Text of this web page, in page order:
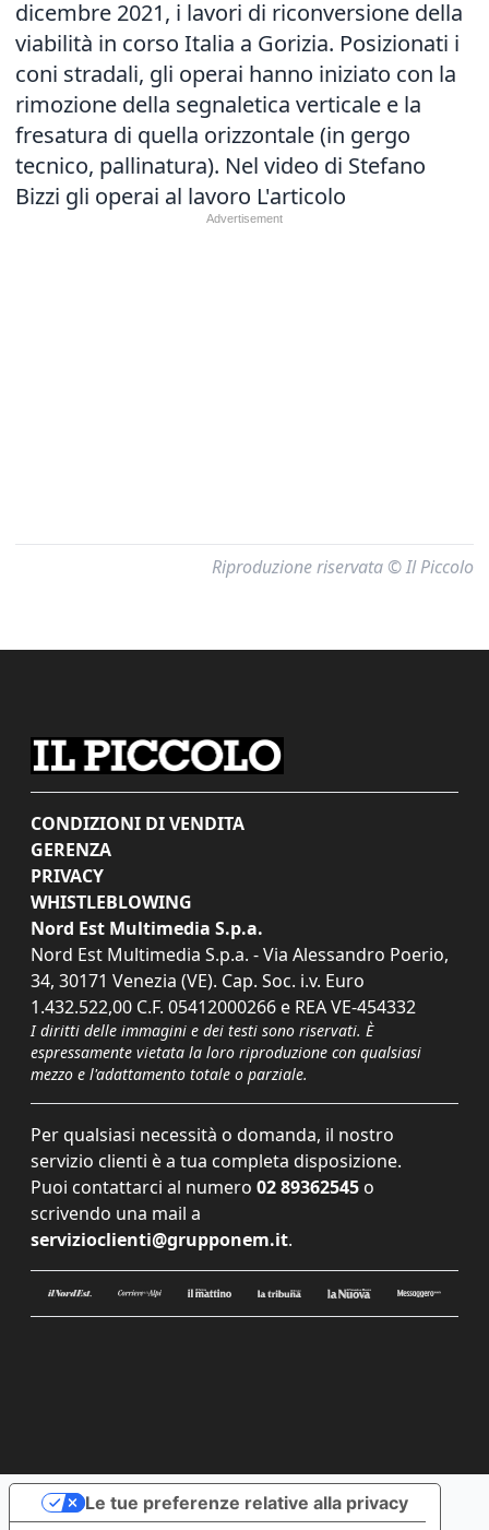
dicembre 2021, i lavori di riconversione della
viabilità in corso Italia a Gorizia. Posizionati i
coni stradali, gli operai hanno iniziato con la
rimozione della segnaletica verticale e la
fresatura di quella orizzontale (in gergo
tecnico, pallinatura). Nel video di Stefano
Bizzi gli operai al lavoro L'articolo
Riproduzione riservata © Il Piccolo
CONDIZIONI DI VENDITA
GERENZA
PRIVACY
WHISTLEBLOWING
Nord Est Multimedia S.p.a.
Nord Est Multimedia S.p.a. - Via Alessandro Poerio,
34, 30171 Venezia (VE). Cap. Soc. i.v. Euro
1.432.522,00 C.F. 05412000266 e REA VE-454332
I diritti delle immagini e dei testi sono riservati. È
espressamente vietata la loro riproduzione con qualsiasi
mezzo e l'adattamento totale o parziale.
Per qualsiasi necessità o domanda, il nostro
servizio clienti è a tua completa disposizione.
Puoi contattarci al numero 02 89362545 o
scrivendo una mail a
servizioclienti@grupponem.it.
Le tue preferenze relative alla privacy